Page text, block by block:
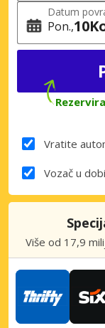
Datum
Pon. 10
Vratite
Vozač u
Više od 17,9